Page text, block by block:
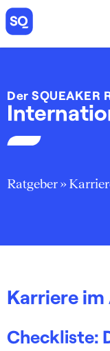
Der SQUEAKER
Ratgeber»
Karriere im
Checkliste: